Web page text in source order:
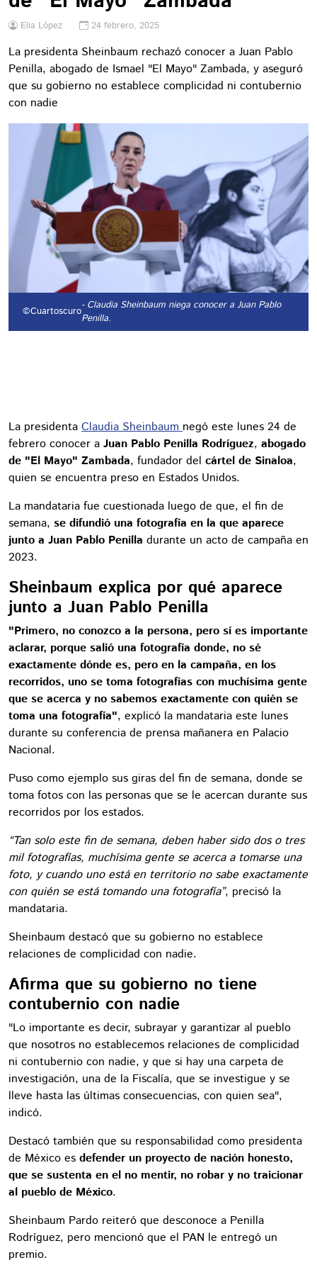
Elia López 24 febrero, 2025
La presidenta Sheinbaum rechazó conocer a Juan Pablo
Penilla, abogado de Ismael "El Mayo" Zambada, y aseguró
que su gobierno no establece complicidad ni contubernio
con nadie
©Cuartoscuro- Claudia Sheinbaum niega conocer a Juan Pablo
Penilla.
La presidenta Claudia Sheinbaum negó este lunes 24 de
febrero conocer a Juan Pablo Penilla Rodríguez, abogado
de "El Mayo" Zambada, fundador del cártel de Sinaloa,
quien se encuentra preso en Estados Unidos.
La mandataria fue cuestionada luego de que, el fin de
semana, se difundió una fotografía en la que aparece
junto a Juan Pablo Penilla durante un acto de campaña en
2023.
Sheinbaum explica por qué aparece
junto a Juan Pablo Penilla
"Primero, no conozco a la persona, pero sí es importante
aclarar, porque salió una fotografía donde, no sé
exactamente dónde es, pero en la campaña, en los
recorridos, uno se toma fotografías con muchísima gente
que se acerca y no sabemos exactamente con quién se
toma una fotografía", explicó la mandataria este lunes
durante su conferencia de prensa mañanera en Palacio
Nacional.
Puso como ejemplo sus giras del fin de semana, donde se
toma fotos con las personas que se le acercan durante sus
recorridos por los estados.
“Tan solo este fin de semana, deben haber sido dos o tres
mil fotografías, muchísima gente se acerca a tomarse una
foto, y cuando uno está en territorio no sabe exactamente
con quién se está tomando una fotografía”, precisó la
mandataria.
Sheinbaum destacó que su gobierno no establece
relaciones de complicidad con nadie.
Afirma que su gobierno no tiene
contubernio con nadie
"Lo importante es decir, subrayar y garantizar al pueblo
que nosotros no establecemos relaciones de complicidad
ni contubernio con nadie, y que si hay una carpeta de
investigación, una de la Fiscalía, que se investigue y se
lleve hasta las últimas consecuencias, con quien sea",
indicó.
Destacó también que su responsabilidad como presidenta
de México es defender un proyecto de nación honesto,
que se sustenta en el no mentir, no robar y no traicionar
al pueblo de México.
Sheinbaum Pardo reiteró que desconoce a Penilla
Rodríguez, pero mencionó que el PAN le entregó un
premio.